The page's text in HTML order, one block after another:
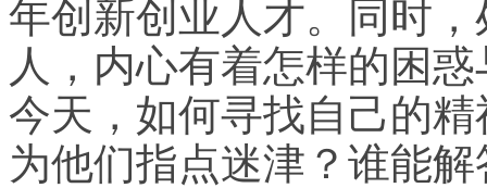
年创新创业人才。同时
人，内心有着怎样的困
今天，如何寻找自己的
为他们指点迷津？谁能